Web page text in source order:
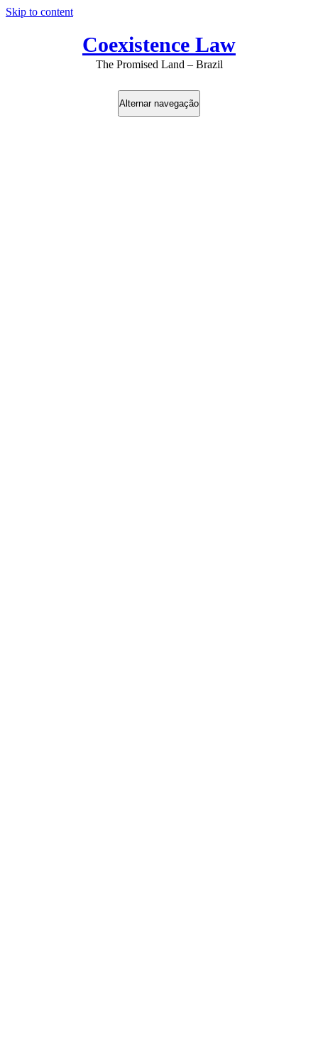
Skip to content
Coexistence Law
The Promised Land – Brazil
Alternar navegação